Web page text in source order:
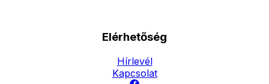
Elérhetőség
Hírlevél
Kapcsolat